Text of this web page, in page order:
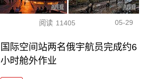
阅读 11405 05-29
国际空间站两名俄宇航员完成约6
小时舱外作业